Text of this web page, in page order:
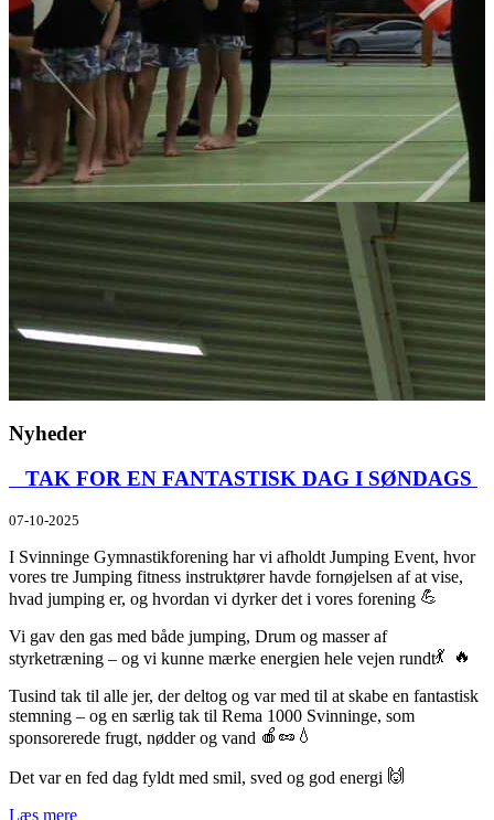
Nyheder
​ TAK FOR EN FANTASTISK DAG I SØNDAGS ​
07-10-2025
I Svinninge Gymnastikforening har vi afholdt Jumping Event, hvor
vores tre Jumping fitness instruktører havde fornøjelsen af at vise,
hvad jumping er, og hvordan vi dyrker det i vores forening
Vi gav den gas med både jumping, Drum og masser af
styrketræning – og vi kunne mærke energien hele vejen rundt
Tusind tak til alle jer, der deltog og var med til at skabe en fantastisk
stemning – og en særlig tak til Rema 1000 Svinninge, som
sponsorerede frugt, nødder og vand
Det var en fed dag fyldt med smil, sved og god energi
Læs mere